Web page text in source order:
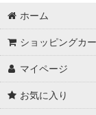
ホーム
ショッピングカ
マイページ
お気に入り